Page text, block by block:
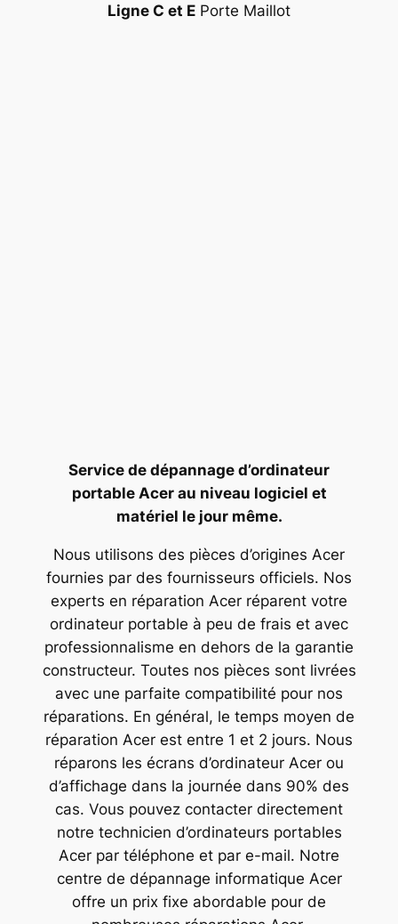
Ligne C et E Porte Maillot
Service de dépannage d’ordinateur
portable Acer au niveau logiciel et
matériel le jour même.
Nous utilisons des pièces d’origines Acer
fournies par des fournisseurs officiels. Nos
experts en réparation Acer réparent votre
ordinateur portable à peu de frais et avec
professionnalisme en dehors de la garantie
constructeur. Toutes nos pièces sont livrées
avec une parfaite compatibilité pour nos
réparations. En général, le temps moyen de
réparation Acer est entre 1 et 2 jours. Nous
réparons les écrans d’ordinateur Acer ou
d’affichage dans la journée dans 90% des
cas. Vous pouvez contacter directement
notre technicien d’ordinateurs portables
Acer par téléphone et par e-mail. Notre
centre de dépannage informatique Acer
offre un prix fixe abordable pour de